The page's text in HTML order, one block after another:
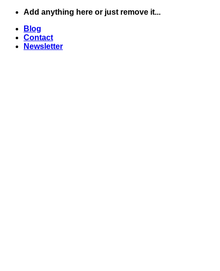
Skip
content
Add anything here or just remove it...
Blog
Contact
Newsletter